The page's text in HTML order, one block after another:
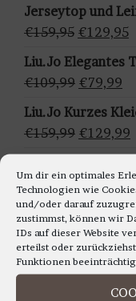
Um dir ein optimales
Technologien wie
und/oder darauf
zustimmst, können wir
IDs auf dieser Website
erteilst oder
Funktionen
u
s
ä
h
l
e
n
€169,99
Jerseytop und
€159,95
war:
€159,95
€129,95
Liu.Jo Elegantes
€109,99
€109,99
€79,99
Liu.Jo Kurzes
€159,99
Preis
war:
€159,99
€129,99
verschiedenen
€99,99
Preis
war:
€99,99
€79,99
ist:
LIEBE